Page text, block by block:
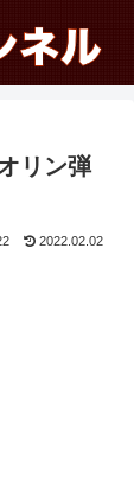
リン弾
2022.02.02